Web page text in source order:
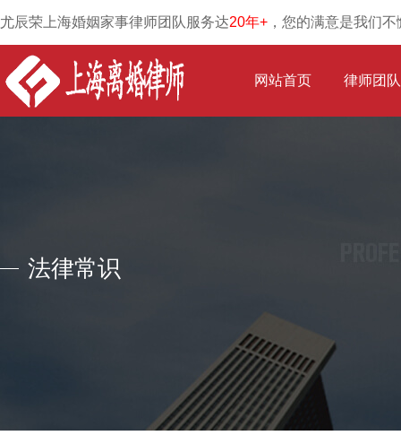
尤辰荣上海婚姻家事律师团队服务达20年+ ，您的满意是我们
网站首页 律师团队
法律常识